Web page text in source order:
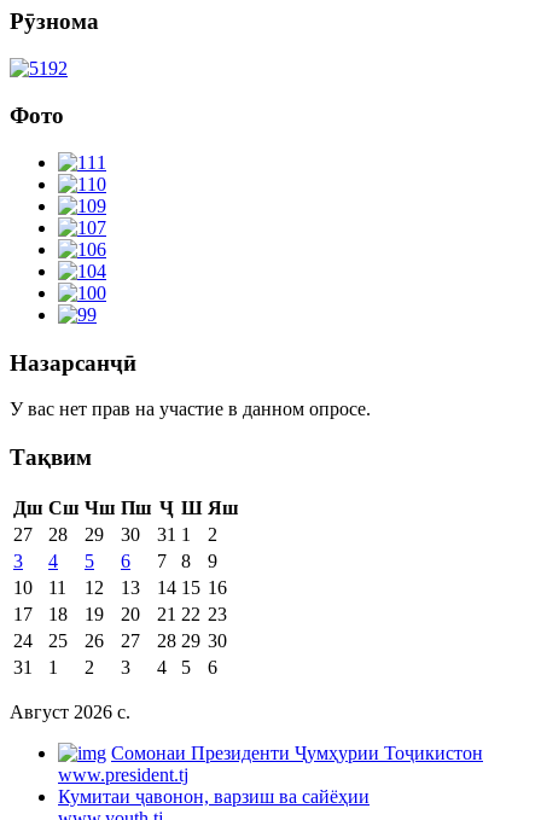
Рӯзнома
Фото
Назарсанҷӣ
У вас нет прав на участие в данном опросе.
Тақвим
Дш Сш Чш Пш Ҷ Ш Яш
27
28 29 30 31 1
2
3
4 5 6 7 8
9
10
11 12 13 14 15 16
17
18 19 20 21 22 23
24
25 26 27 28 29 30
31
1 2 3 4 5 6
Август 2026 c.
Cомонаи Президенти Ҷумҳурии Тоҷикистон
www.president.tj
Кумитаи ҷавонон, варзиш ва сайёҳии